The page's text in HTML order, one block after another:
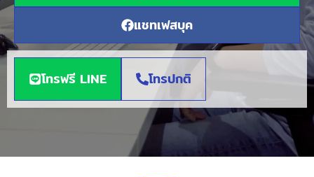
แชทเฟสบุค
โทรฟรี LINE โทรปกติ